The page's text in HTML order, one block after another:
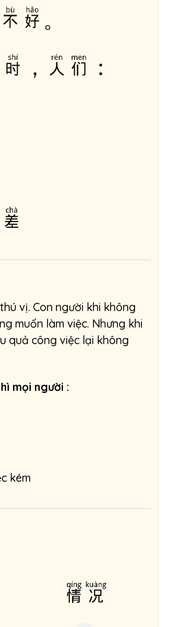
好。
，人们：
vị. Con người khi không
muốn làm việc. Nhưng khi
quả công việc lại không
mọi người :
kém
情况